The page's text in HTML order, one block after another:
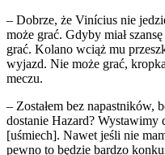
– Dobrze, że Vinícius nie
może grać. Gdyby miał
grać. Kolano wciąż mu
wyjazd. Nie może grać,
meczu.
– Zostałem bez napastników,
dostanie Hazard?
[uśmiech]. Nawet jeśli nie
pewno to będzie bardzo